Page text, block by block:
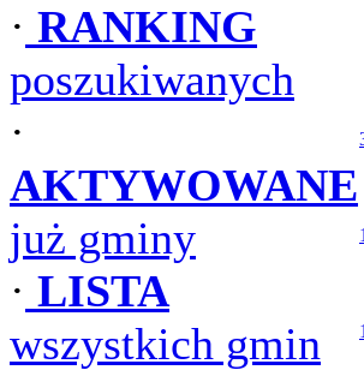
· RANKING
poszukiwanych
·
AKTYWOWANE
już gminy
· LISTA
wszystkich gmin